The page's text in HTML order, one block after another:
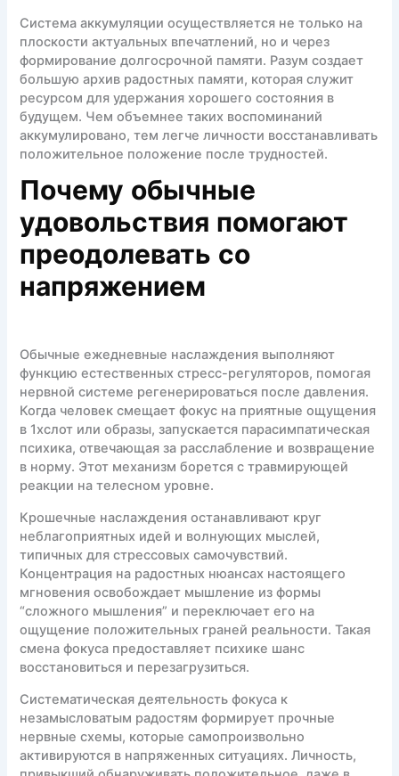
Система аккумуляции осуществляется не только на
плоскости актуальных впечатлений, но и через
формирование долгосрочной памяти. Разум создает
большую архив радостных памяти, которая служит
ресурсом для удержания хорошего состояния в
будущем. Чем объемнее таких воспоминаний
аккумулировано, тем легче личности восстанавливать
положительное положение после трудностей.
Почему обычные
удовольствия помогают
преодолевать со
напряжением
Обычные ежедневные наслаждения выполняют
функцию естественных стресс-регуляторов, помогая
нервной системе регенерироваться после давления.
Когда человек смещает фокус на приятные ощущения
в 1хслот или образы, запускается парасимпатическая
психика, отвечающая за расслабление и возвращение
в норму. Этот механизм борется с травмирующей
реакции на телесном уровне.
Крошечные наслаждения останавливают круг
неблагоприятных идей и волнующих мыслей,
типичных для стрессовых самочувствий.
Концентрация на радостных нюансах настоящего
мгновения освобождает мышление из формы
“сложного мышления” и переключает его на
ощущение положительных граней реальности. Такая
смена фокуса предоставляет психике шанс
восстановиться и перезагрузиться.
Систематическая деятельность фокуса к
незамысловатым радостям формирует прочные
нервные схемы, которые самопроизвольно
активируются в напряженных ситуациях. Личность,